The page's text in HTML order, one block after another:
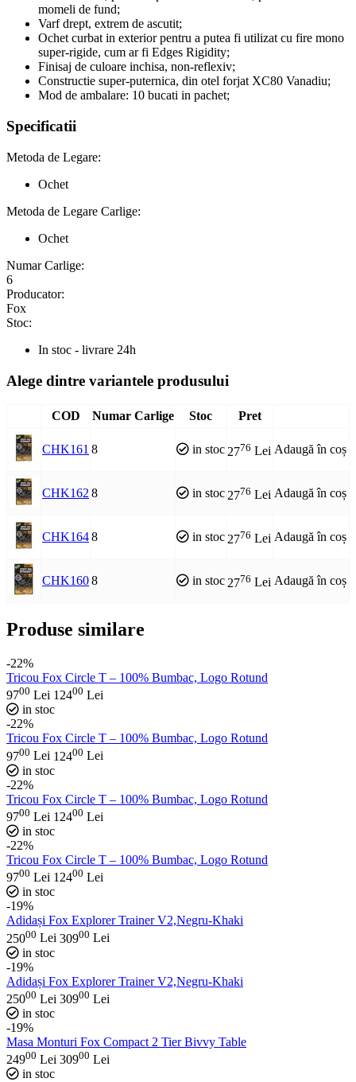
momeli de fund;
Varf drept, extrem de ascutit;
Ochet curbat in exterior pentru a putea fi utilizat cu fire mono
super-rigide, cum ar fi Edges Rigidity;
Finisaj de culoare inchisa, non-reflexiv;
Constructie super-puternica, din otel forjat XC80 Vanadiu;
Mod de ambalare: 10 bucati in pachet;
Specificatii
Metoda de Legare:
Ochet
Metoda de Legare Carlige:
Ochet
Numar Carlige:
6
Producator:
Fox
Stoc:
In stoc - livrare 24h
Alege dintre variantele produsului
COD Numar Carlige Stoc Pret
CHK161 8 in stoc 2776 Lei Adaugă în coș
CHK162 8 in stoc 2776 Lei Adaugă în coș
CHK1648 in stoc 2776 Lei Adaugă în coș
CHK1608 in stoc 2776 Lei Adaugă în coș
Produse similare
-22%
Tricou Fox Circle T – 100% Bumbac, Logo Rotund
9700 Lei 12400 Lei
in stoc
-22%
Tricou Fox Circle T – 100% Bumbac, Logo Rotund
9700 Lei 12400 Lei
in stoc
-22%
Tricou Fox Circle T – 100% Bumbac, Logo Rotund
9700 Lei 12400 Lei
in stoc
-22%
Tricou Fox Circle T – 100% Bumbac, Logo Rotund
9700 Lei 12400 Lei
in stoc
-19%
Adidași Fox Explorer Trainer V2,Negru-Khaki
25000 Lei 30900 Lei
in stoc
-19%
Adidași Fox Explorer Trainer V2,Negru-Khaki
25000 Lei 30900 Lei
in stoc
-19%
Masa Monturi Fox Compact 2 Tier Bivvy Table
24900 Lei 30900 Lei
in stoc